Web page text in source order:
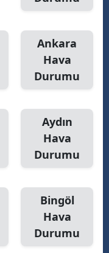
Ankara
Hava
Durumu
Aydın
Hava
Durumu
Bingöl
Hava
Durumu